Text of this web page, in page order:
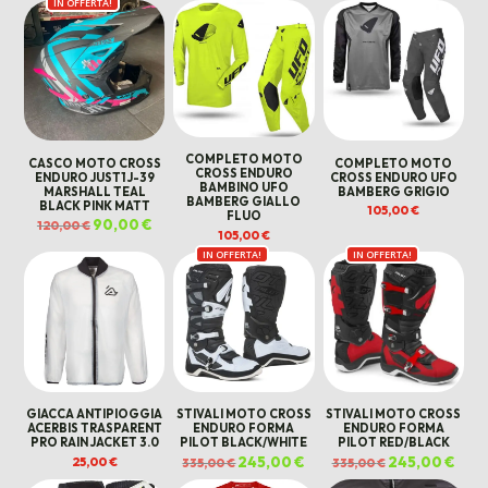
originale
era:
120,00 €.
attuale
è:
70,00 €.
originale
era:
120,00 €.
attuale
è:
60,00 €.
originale
era:
120,00 €.
è:
IN OFFERTA!
CASCO MOTO CROSS
ENDURO JUST1 J-39
MARSHALL TEAL
BLACK PINK MATT
120,00€ Il
prezzo
era:
120,00 €.
90,00€Il
prezzo
attuale
è:
90,00 €.
COMPLETO MOTO
CROSS ENDURO
BAMBINO UFO
BAMBERG GIALLO
FLUO
105,00€
COMPLETO MOTO
CROSS ENDURO UFO
BAMBERG GRIGIO
105,00€
GIACCA ANTIPIOGGIA
ACERBIS TRASPARENT
PRO RAIN JACKET 3.0
25,00€
IN OFFERTA!
STIVALI MOTO CROSS
ENDURO FORMA
PILOT BLACK/WHITE
335,00€Il
prezzo
originale
245,00€
prezzo
attuale
IN OFFERTA!
STIVALI MOTO CROSS
ENDURO FORMA
PILOT RED/BLACK
335,00€ Il
prezzo
originale
245,00€Il